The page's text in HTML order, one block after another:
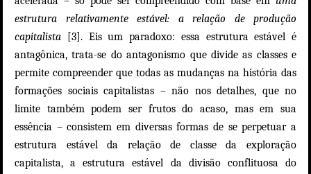
estrutura relativamente estável: a relação de produção
capitalista
[3]. Eis um paradoxo: essa estrutura estável é
antagônica, trata-se do antagonismo que divide as classes e
permite compreender que todas as mudanças na história das
formações sociais capitalistas – não nos detalhes, que no
limite também podem ser frutos do acaso, mas em sua
essência – consistem em diversas formas de se perpetuar a
estrutura estável da relação de classe da exploração
capitalista, a estrutura estável da divisão conflituosa do